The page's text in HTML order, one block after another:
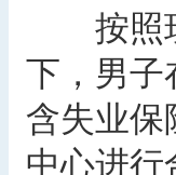
按照现
下，男
含失业
中心进